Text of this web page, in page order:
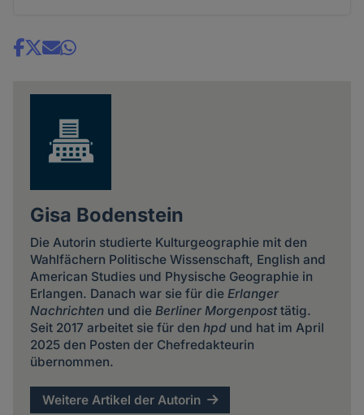
Share
Gisa Bodenstein
Die Autorin studierte Kulturgeographie mit den
Wahlfächern Politische Wissenschaft, English and
American Studies und Physische Geographie in
Erlangen. Danach war sie für die Erlanger
Nachrichtenund die Berliner Morgenposttätig.
Seit 2017 arbeitet sie für den hpdund hat im April
2025 den Posten der Chefredakteurin
übernommen.
Weitere Artikel der Autorin